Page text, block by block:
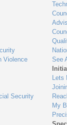
Violence
Security
See
Lets
My